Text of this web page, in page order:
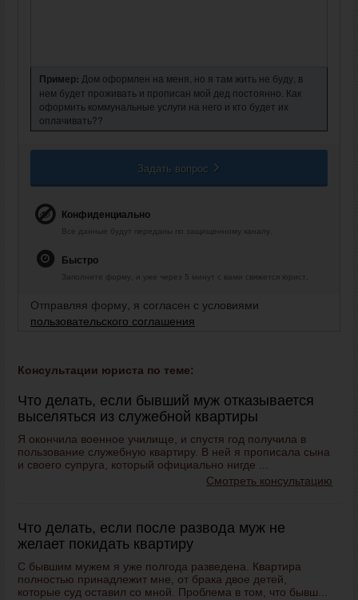
Пример: Дом оформлен на меня, но я там жить не буду, в
нем будет проживать и прописан мой дед постоянно. Как
оформить коммунальные услуги на него и кто будет их
оплачивать??
Задать вопрос
Конфиденциально
Все данные будут переданы по защищенному каналу.
Быстро
Заполните форму, и уже через 5 минут с вами свяжется юрист.
Отправляя форму, я согласен с условиями
пользовательского соглашения
Консультации юриста по теме:
Что делать, если бывший муж отказывается
выселяться из служебной квартиры
Я окончила военное училище, и спустя год получила в
пользование служебную квартиру. В ней я прописала сына
и своего супруга, который официально нигде ...
Смотреть консультацию
Что делать, если после развода муж не
желает покидать квартиру
С бывшим мужем я уже полгода разведена. Квартира
полностью принадлежит мне, от брака двое детей,
которые суд оставил со мной. Проблема в том, что бывш...